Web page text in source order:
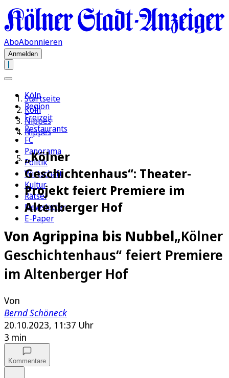
AboAbonnieren
Anmelden
Köln
Region
Freizeit
Restaurants
FC
Panorama
Politik
Wirtschaft
Kultur
Rätsel
Newsletter
E-Paper
Startseite
Köln
Nippes
Nippes
„Kölner
Geschichtenhaus“: Theater-
Projekt feiert Premiere im
Altenberger Hof
Von Agrippina bis Nubbel„Kölner
Geschichtenhaus“ feiert Premiere
im Altenberger Hof
Von
Bernd Schöneck
20.10.2023, 11:37 Uhr
3 min
Kommentare